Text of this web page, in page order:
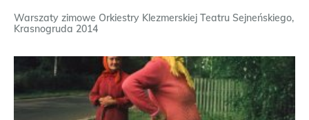
Warszaty zimowe Orkiestry Klezmerskiej Teatru Sejneńskiego,
Krasnogruda 2014